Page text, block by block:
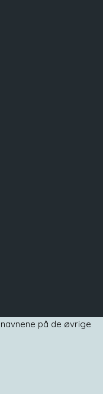
på de øvrige